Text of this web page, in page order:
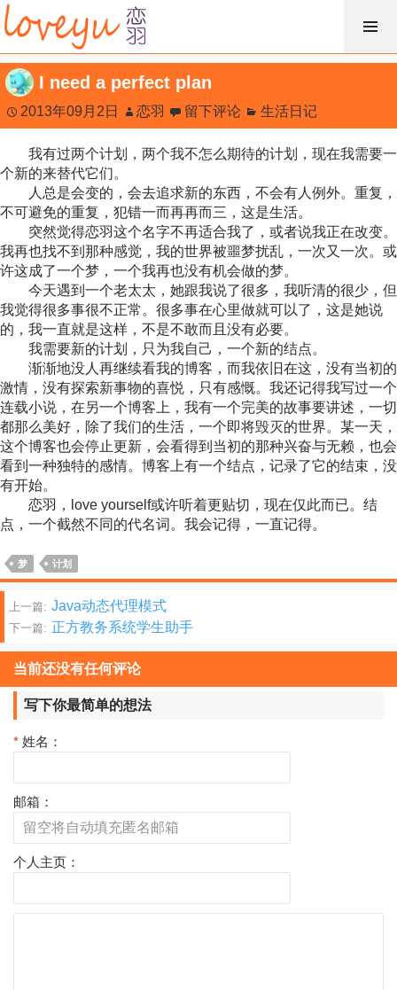
跳
过
内
容
I need a perfect plan
2013年09月2日 恋羽 留下评论 生活日记
我有过两个计划，两个我不怎么期待的计划，现在我需要一
个新的来替代它们。
人总是会变的，会去追求新的东西，不会有人例外。重复，
不可避免的重复，犯错一而再再而三，这是生活。
突然觉得恋羽这个名字不再适合我了，或者说我正在改变。
我再也找不到那种感觉，我的世界被噩梦扰乱，一次又一次。或
许这成了一个梦，一个我再也没有机会做的梦。
今天遇到一个老太太，她跟我说了很多，我听清的很少，但
我觉得很多事很不正常。很多事在心里做就可以了，这是她说
的，我一直就是这样，不是不敢而且没有必要。
我需要新的计划，只为我自己，一个新的结点。
渐渐地没人再继续看我的博客，而我依旧在这，没有当初的
激情，没有探索新事物的喜悦，只有感慨。我还记得我写过一个
连载小说，在另一个博客上，我有一个完美的故事要讲述，一切
都那么美好，除了我们的生活，一个即将毁灭的世界。某一天，
这个博客也会停止更新，会看得到当初的那种兴奋与无赖，也会
看到一种独特的感情。博客上有一个结点，记录了它的结束，没
有开始。
恋羽，love yourself或许听着更贴切，现在仅此而已。结
点，一个截然不同的代名词。我会记得，一直记得。
梦 计划
文
章
分
页
上一篇: Java动态代理模式
下一篇: 正方教务系统学生助手
当前还没有任何评论
写下你最简单的想法
* 姓名：
邮箱：
个人主页：